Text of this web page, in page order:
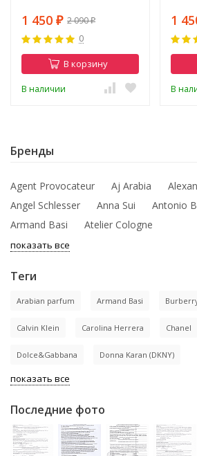
1 450 ₽ 2 090₽
0
В корзину
В наличии
1
В
Бренды
Agent Provocateur Aj Arabia
Angel Schlesser
Anna Sui Antonio
Armand Basi
Atelier Cologne
показать все
Теги
Arabian parfum Armand Basi
Calvin Klein Carolina Herrera Chanel
Dolce&Gabbana Donna Karan (DKNY)
показать все
Последние фото